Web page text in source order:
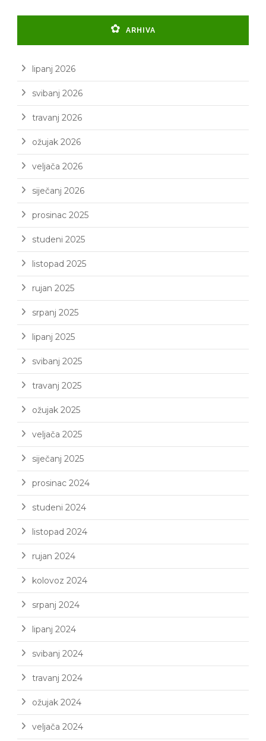
ARHIVA
lipanj 2026
svibanj 2026
travanj 2026
ožujak 2026
veljača 2026
siječanj 2026
prosinac 2025
studeni 2025
listopad 2025
rujan 2025
srpanj 2025
lipanj 2025
svibanj 2025
travanj 2025
ožujak 2025
veljača 2025
siječanj 2025
prosinac 2024
studeni 2024
listopad 2024
rujan 2024
kolovoz 2024
srpanj 2024
lipanj 2024
svibanj 2024
travanj 2024
ožujak 2024
veljača 2024